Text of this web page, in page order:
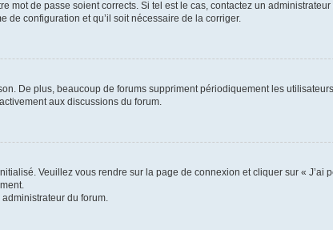
mot de passe soient corrects. Si tel est le cas, contactez un
configuration et qu’il soit nécessaire de la corriger.
De plus, beaucoup de forums suppriment périodiquement les
aux discussions du forum.
Veuillez vous rendre sur la page de connexion et cliquer sur « J’ai
du forum.